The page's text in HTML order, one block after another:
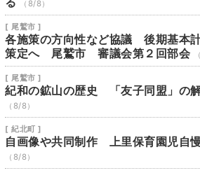
（8/8）
[ 尾鷲市 ]
各施策の方向性など協議 後期基本
策定へ 尾鷲市 審議会第２回部会
[ 尾鷲市 ]
紀和の鉱山の歴史 「友子同盟」の
（8/8）
[ 紀北町 ]
自画像や共同制作 上里保育園児自
（8/8）